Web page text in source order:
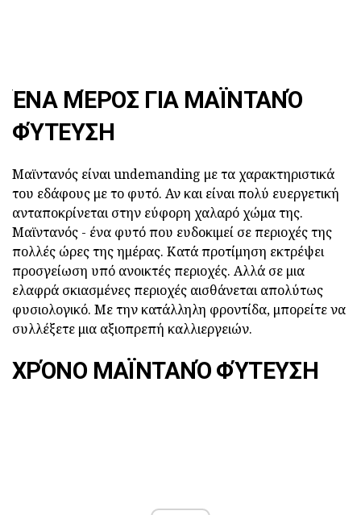
ΈΝΑ ΜΈΡΟΣ ΓΙΑ ΜΑΪΝΤΑΝΌ
ΦΎΤΕΥΣΗ
Μαϊντανός είναι undemanding με τα χαρακτηριστικά
του εδάφους με το φυτό. Αν και είναι πολύ ευεργετική
ανταποκρίνεται στην εύφορη χαλαρό χώμα της.
Μαϊντανός - ένα φυτό που ευδοκιμεί σε περιοχές της
πολλές ώρες της ημέρας. Κατά προτίμηση εκτρέψει
προσγείωση υπό ανοικτές περιοχές. Αλλά σε μια
ελαφρά σκιασμένες περιοχές αισθάνεται απολύτως
φυσιολογικό. Με την κατάλληλη φροντίδα, μπορείτε να
συλλέξετε μια αξιοπρεπή καλλιεργειών.
ΧΡΌΝΟ ΜΑΪΝΤΑΝΌ ΦΎΤΕΥΣΗ